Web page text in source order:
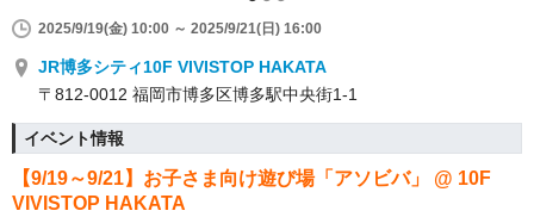
2025/9/19(金) 10:00 ～ 2025/9/21(日) 16:00
JR博多シティ10F VIVISTOP HAKATA
〒812-0012 福岡市博多区博多駅中央街1-1
イベント情報
【9/19～9/21】お子さま向け遊び場「アソビバ」 @ 10F
VIVISTOP HAKATA